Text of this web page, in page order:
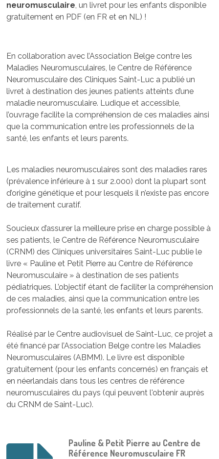
neuromusculaire, un livret pour les enfants disponible
gratuitement en PDF (en FR et en NL) !
En collaboration avec l’Association Belge contre les
Maladies Neuromusculaires, le Centre de Référence
Neuromusculaire des Cliniques Saint-Luc a publié un
livret à destination des jeunes patients atteints d’une
maladie neuromusculaire. Ludique et accessible,
l’ouvrage facilite la compréhension de ces maladies ainsi
que la communication entre les professionnels de la
santé, les enfants et leurs parents.
Les maladies neuromusculaires sont des maladies rares
(prévalence inférieure à 1 sur 2.000) dont la plupart sont
d’origine génétique et pour lesquels il n’existe pas encore
de traitement curatif.
Soucieux d’assurer la meilleure prise en charge possible à
ses patients, le Centre de Référence Neuromusculaire
(CRNM) des Cliniques universitaires Saint-Luc publie le
livre « Pauline et Petit Pierre au Centre de Référence
Neuromusculaire » à destination de ses patients
pédiatriques. L’objectif étant de faciliter la compréhension
de ces maladies, ainsi que la communication entre les
professionnels de la santé, les enfants et leurs parents.
Réalisé par le Centre audiovisuel de Saint-Luc, ce projet a
été financé par l’Association Belge contre les Maladies
Neuromusculaires (ABMM). Le livre est disponible
gratuitement (pour les enfants concernés) en français et
en néerlandais dans tous les centres de référence
neuromusculaires du pays (qui peuvent l'obtenir auprès
du CRNM de Saint-Luc).
Pauline & Petit Pierre au Centre de
Référence Neuromusculaire FR